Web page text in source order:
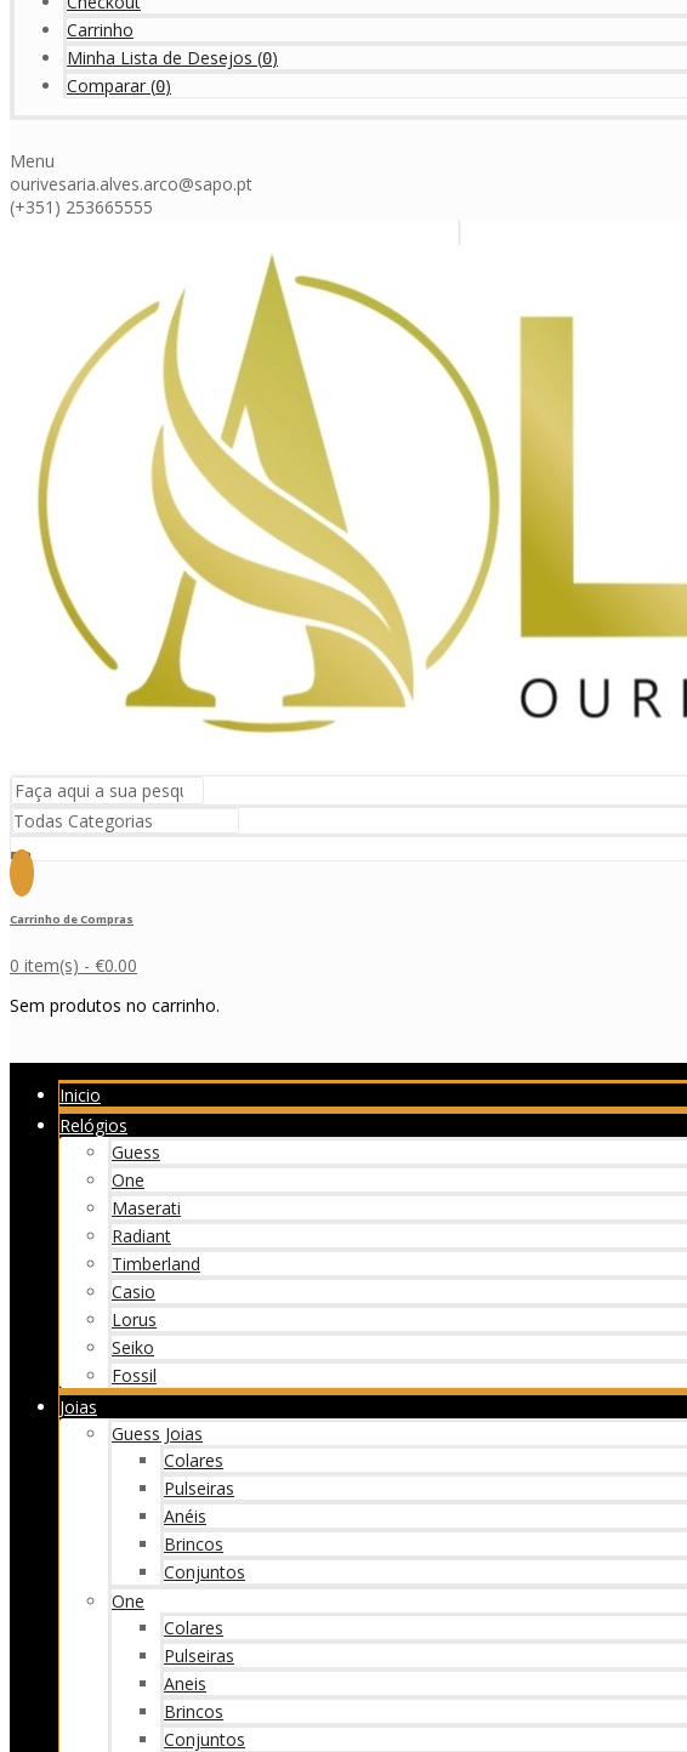
Carrinho
Minha Lista de Desejos (0)
Comparar (0)
Menu
ourivesaria.alves.arco@sapo.pt
(+351) 253665555
Carrinho de Compras
0 item(s) - €0.00
Sem produtos no carrinho.
Inicio
Relógios
Guess
One
Maserati
Radiant
Timberland
Casio
Lorus
Seiko
Fossil
Joias
Guess Joias
Colares
Pulseiras
Anéis
Brincos
Conjuntos
One
Colares
Pulseiras
Aneis
Brincos
Conjuntos